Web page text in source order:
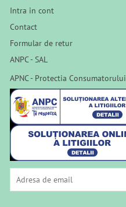
Intra in cont
Contact
Formular de retur
ANPC - SAL
APNC - Protectia Consumatorului